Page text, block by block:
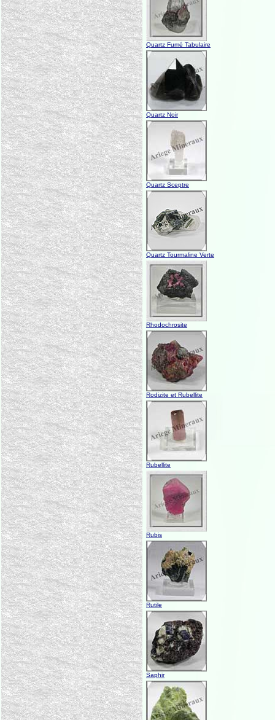
Quartz Fumé Tabulaire
Quartz Noir
Quartz Sceptre
Quartz Tourmaline Verte
Rhodochrosite
Rodizite et Rubellite
Rubellite
Rubis
Rutile
Saphir